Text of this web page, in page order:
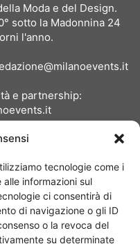
tecnologie come i
informazioni sul
ci consentirà di
di navigazione o gli ID
o la revoca del
su determinate
Moda e del Design.
sotto la Madonnina 24
l'anno.
e partnership: